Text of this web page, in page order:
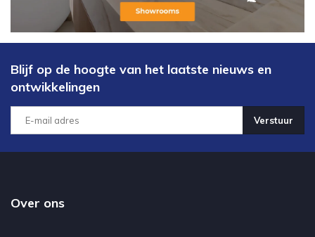
Blijf op de hoogte van het laatste nieuws en
ontwikkelingen
Verstuur
Over ons